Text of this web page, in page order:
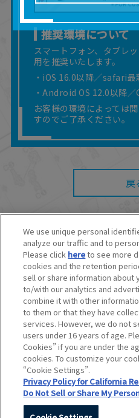
推奨環境について
スマートフォン、タブレ
用を推奨いたします。
・iOS 16.0以降／safari最
・Android OS 12.0以降
お客様の環境によっては
すのでご了承ください。
戻
© BANDAI SPIRITS CO.,LTD. ALL
©創通・サンライズ ©創通・サンライ
©SOTSU・SUNRISE ©SOTSU・
©Nintendo・Creatures・GAME
©Pokémon
©Pokémon. ©Nintendo/Creatures
このホームページに掲載されている
転用、転載をお断りします。
Unauthorized use or reproduction
is strictly prohibited.
Do Not Sell or Share My Personal
We use unique personal
analyze our traffic and to
Please click hereto see more
cookies and the retention
sell or share information about
to/with our analytics and
combine it with other
to them or that they have
services. However, we do not
users under 16 years of age.
Cookies” if you are under the
cookies. To customize your
“Cookie Settings”.
Privacy Policy for California
Do Not Sell or Share My
■掲載している取扱説明
た商品に同梱されたも
す。
■対象商品仕様の変更など
内容は予告なく変更さ
■当社は、取扱説明書の正
ますが、取扱説明書の
はありません。
■お客様のご利用環境に
ご利用いただけない場
かったことにより利用
たとしても、当社は何
者の通信機器、ネット
ューターウィルスに起
す。）等が生じたとし
■当社は、本サービスの
更または停止すること
は、本サービスの提供
す。
■本サービスのご利用に
利用条件およびその他
ある場合、これらに従